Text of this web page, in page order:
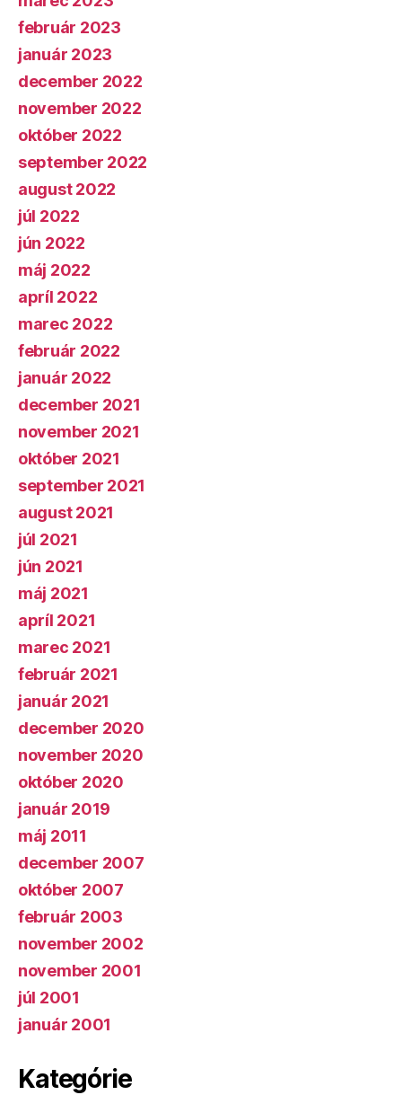
február 2023
január 2023
december 2022
november 2022
október 2022
september 2022
august 2022
júl 2022
jún 2022
máj 2022
apríl 2022
marec 2022
február 2022
január 2022
december 2021
november 2021
október 2021
september 2021
august 2021
júl 2021
jún 2021
máj 2021
apríl 2021
marec 2021
február 2021
január 2021
december 2020
november 2020
október 2020
január 2019
máj 2011
december 2007
október 2007
február 2003
november 2002
november 2001
júl 2001
január 2001
Kategórie